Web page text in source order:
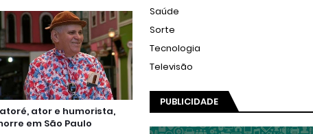
ator e humorista,
em São Paulo
Saúde
Sorte
Tecnologia
Televisão
PUBLICIDADE